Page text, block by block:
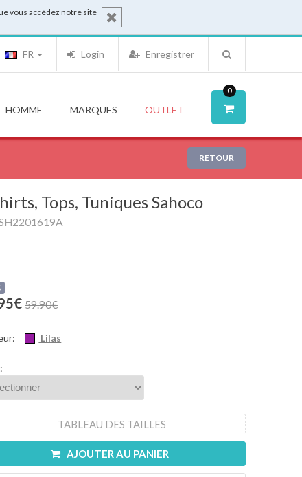
vous accédez notre site
Enregistrer
Login
FR
0
HOMME MARQUES OUTLET
RETOUR
Tops, Tuniques Sahoco
59.90€
Lilas
TABLEAU DES TAILLES
AJOUTER AU PANIER